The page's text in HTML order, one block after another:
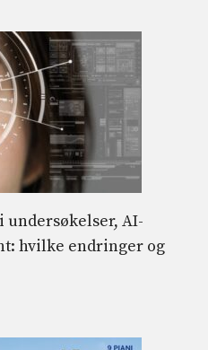
AI-
hvilke endringer og